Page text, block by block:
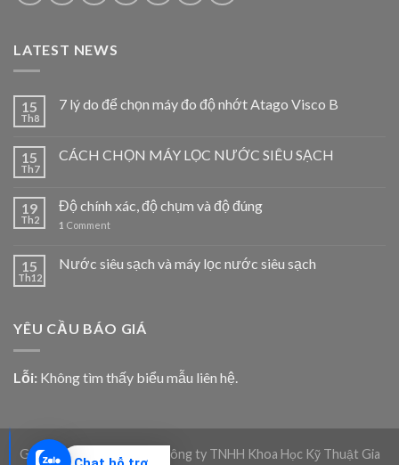
LATEST NEWS
15
Th8
7 lý do để chọn máy đo độ nhớt Atago Visco B
15
Th7
CÁCH CHỌN MÁY LỌC NƯỚC SIÊU SẠCH
19
Th2
Độ chính xác, độ chụm và độ đúng
1 Comment
15
Th12
Nước siêu sạch và máy lọc nước siêu sạch
YÊU CẦU BÁO GIÁ
Lỗi: Không tìm thấy biểu mẫu liên hệ.
Giadico.com | Bản quyền Công ty TNHH Khoa Học Kỹ Thuật Gia